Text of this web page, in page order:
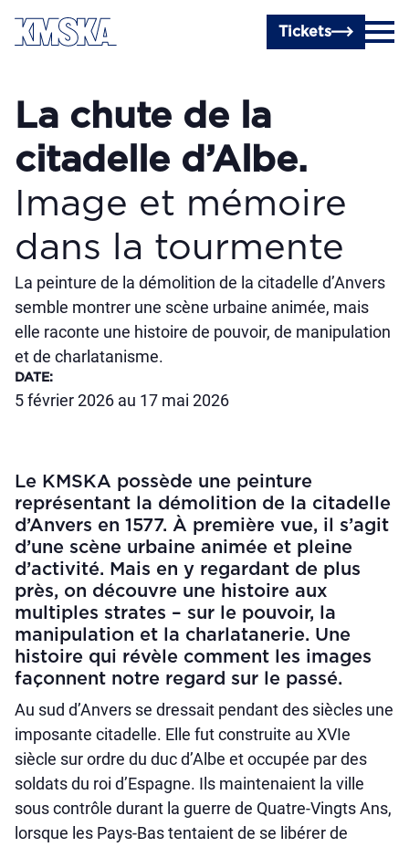
Passer au contenu principal
Tickets
La chute de la
citadelle d’Albe.
Image et mémoire
dans la tourmente
La peinture de la démolition de la citadelle d’Anvers
semble montrer une scène urbaine animée, mais
elle raconte une histoire de pouvoir, de manipulation
et de charlatanisme.
DATE:
5 février 2026 au 17 mai 2026
Le KMSKA possède une peinture
représentant la démolition de la citadelle
d’Anvers en 1577. À première vue, il s’agit
d’une scène urbaine animée et pleine
d’activité. Mais en y regardant de plus
près, on découvre une histoire aux
multiples strates – sur le pouvoir, la
manipulation et la charlatanerie. Une
histoire qui révèle comment les images
façonnent notre regard sur le passé.
Au sud d’Anvers se dressait pendant des siècles une
imposante citadelle. Elle fut construite au XVIe
siècle sur ordre du duc d’Albe et occupée par des
soldats du roi d’Espagne. Ils maintenaient la ville
sous contrôle durant la guerre de Quatre-Vingts Ans,
lorsque les Pays-Bas tentaient de se libérer de